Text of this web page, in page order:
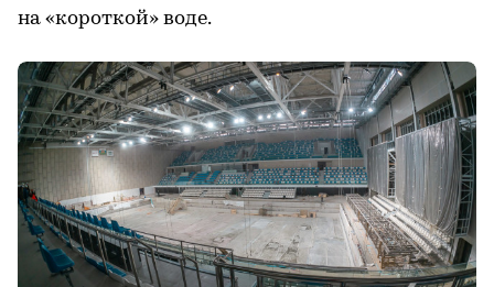
на «короткой» воде.